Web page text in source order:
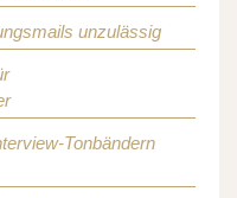
unzulässig
Tonbändern